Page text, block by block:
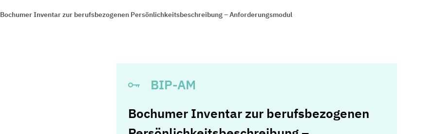
Bochumer Inventar zur berufsbezogenen Persönlichkeitsbeschreibung – Anforderungsmodul
BIP-AM
Bochumer Inventar zur berufsbezogenen